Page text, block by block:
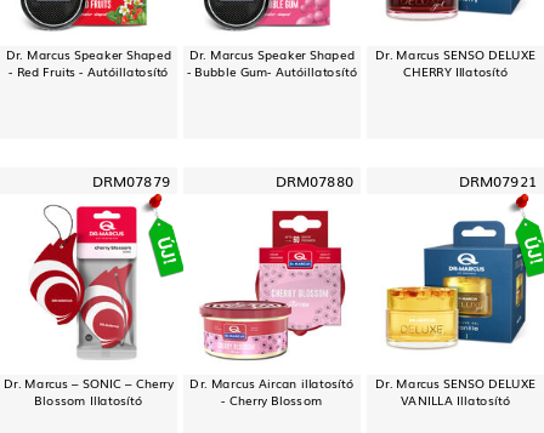
Dr. Marcus Speaker Shaped
- Red Fruits - Autóillatosító
Dr. Marcus Speaker Shaped
- Bubble Gum- Autóillatosító
Dr. Marcus SENSO DELUXE
CHERRY Illatosító
DRM07879
Dr. Marcus – SONIC – Cherry
Blossom Illatosító
DRM07880
Dr. Marcus Aircan illatosító
- Cherry Blossom
DRM07921
Dr. Marcus SENSO DELUXE
VANILLA Illatosító